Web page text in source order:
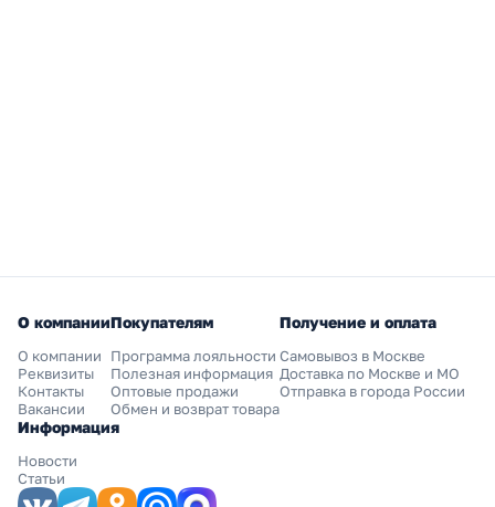
О компании
О компании
Реквизиты
Контакты
Вакансии
Покупателям
Программа лояльности
Полезная информация
Оптовые продажи
Обмен и возврат товара
Получение и оплата
Самовывоз в Москве
Доставка по Москве и МО
Отправка в города России
Информация
Новости
Статьи